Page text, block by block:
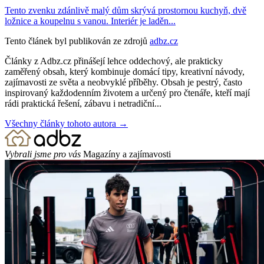
Tento zvenku zdánlivě malý dům skrývá prostornou kuchyň, dvě
ložnice a koupelnu s vanou. Interiér je laděn...
Tento článek byl publikován ze zdrojů adbz.cz
Články z Adbz.cz přinášejí lehce oddechový, ale prakticky
zaměřený obsah, který kombinuje domácí tipy, kreativní návody,
zajímavosti ze světa a neobvyklé příběhy. Obsah je pestrý, často
inspirovaný každodenním životem a určený pro čtenáře, kteří mají
rádi praktická řešení, zábavu i netradiční...
Všechny články tohoto autora →
Vybrali jsme pro vás Magazíny a zajímavosti